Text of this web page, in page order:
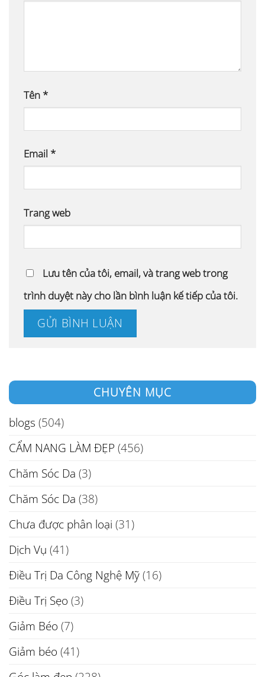
Tên *
Email *
Trang web
Lưu tên của tôi, email, và trang web trong
trình duyệt này cho lần bình luận kế tiếp của tôi.
CHUYÊN MỤC
blogs (504)
CẨM NANG LÀM ĐẸP (456)
Chăm Sóc Da (3)
Chăm Sóc Da (38)
Chưa được phân loại (31)
Dịch Vụ (41)
Điều Trị Da Công Nghệ Mỹ(16)
Điều Trị Sẹo (3)
Giảm Béo (7)
Giảm béo (41)